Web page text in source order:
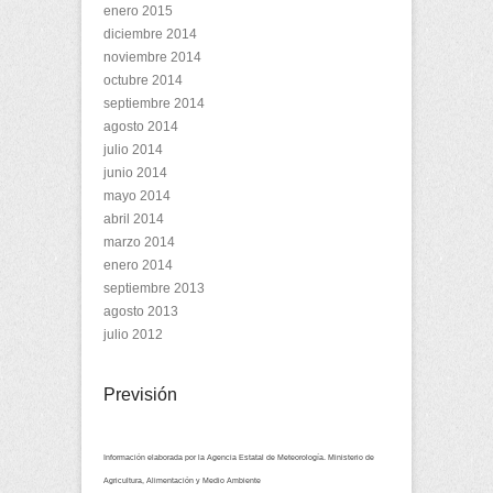
enero 2015
diciembre 2014
noviembre 2014
octubre 2014
septiembre 2014
agosto 2014
julio 2014
junio 2014
mayo 2014
abril 2014
marzo 2014
enero 2014
septiembre 2013
agosto 2013
julio 2012
Previsión
Información elaborada por la Agencia Estatal de Meteorología. Ministerio de
Agricultura, Alimentación y Medio Ambiente